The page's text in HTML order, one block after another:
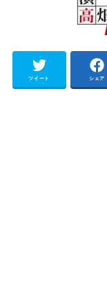
ツイート シェア